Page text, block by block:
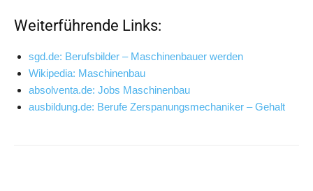
Weiterführende Links:
sgd.de: Berufs­bil­der – Maschi­nen­bau­er werden
Wiki­pe­dia: Maschinenbau
absolventa.de: Jobs Maschinenbau
ausbildung.de: Beru­fe Zer­spa­nungs­me­cha­ni­ker – Gehalt